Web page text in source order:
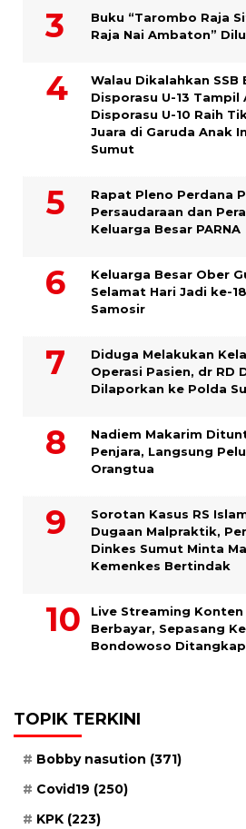
Buku “Tarombo Raja
Raja Nai Ambaton”
Walau Dikalahkan SSB
Disporasu U-13 Tampil
Disporasu U-10 Raih
Juara di Garuda Anak
Sumut
Rapat Pleno Perdana
Persaudaraan dan
Keluarga Besar PARNA
Keluarga Besar Ober
Selamat Hari Jadi ke-
Samosir
Diduga Melakukan
Operasi Pasien, dr RD
Dilaporkan ke Polda
​Nadiem Makarim
Penjara, Langsung
Orangtua
Sorotan Kasus RS
Dugaan Malpraktik,
Dinkes Sumut Minta
Kemenkes Bertindak
Live Streaming
Berbayar, Sepasang
Bondowoso Ditangkap
TOPIK TERKINI
Bobby nasution (371)
Covid19 (250)
KPK (223)